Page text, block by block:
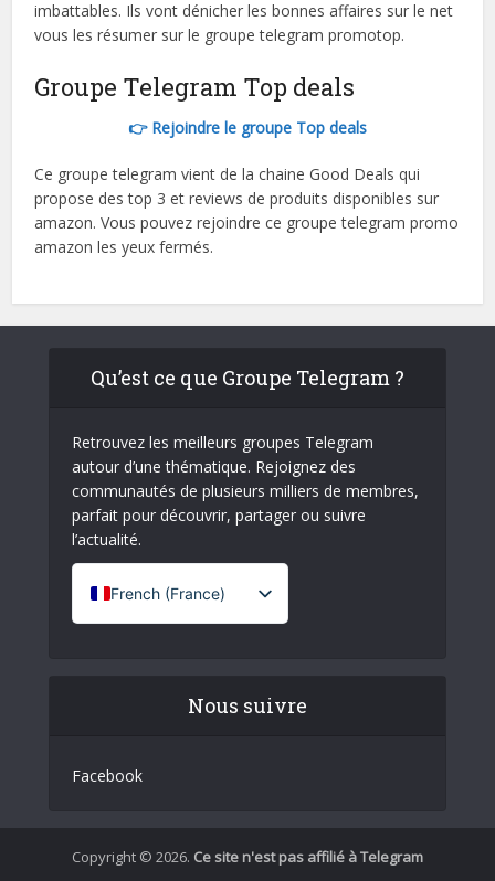
imbattables. Ils vont dénicher les bonnes affaires sur le net
vous les résumer sur le groupe telegram promotop.
Groupe Telegram Top deals
👉 Rejoindre le groupe Top deals
Ce groupe telegram vient de la chaine Good Deals qui
propose des top 3 et reviews de produits disponibles sur
amazon. Vous pouvez rejoindre ce groupe telegram promo
amazon les yeux fermés.
Qu’est ce que Groupe Telegram ?
Retrouvez les meilleurs groupes Telegram
autour d’une thématique. Rejoignez des
communautés de plusieurs milliers de membres,
parfait pour découvrir, partager ou suivre
l’actualité.
French (France)
English
Portuguese (Portugal)
Chinese
Nous suivre
Facebook
Copyright © 2026. Ce site n'est pas affilié à Telegram